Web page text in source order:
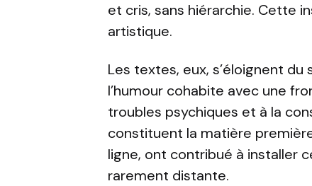
et cris, sans hiérarchie. Cette
artistique.
Les textes, eux, s’éloignent
l’humour cohabite avec une
troubles psychiques et à la
constituent la matière
ligne, ont contribué à installer
rarement distante.